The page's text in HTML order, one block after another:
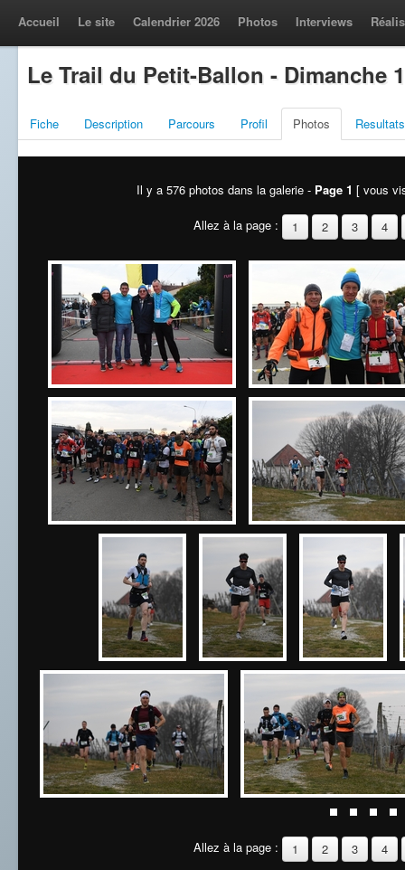
Accueil Le site Calendrier 2026 Photos Interviews
Le Trail du Petit-Ballon - Dimanche
Fiche Description Parcours Profil Photos Resultats
Il y a 576 photos dans la galerie - Page 1 [ vous
Allez à la page : 1 2 3 4
Allez à la page : 1 2 3 4